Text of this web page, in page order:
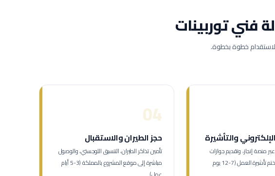
فني توربينات
خطوة بخطوة.
والتأشيرة
منصة إنجاز، وتقديم جوازات
السفر للقنصلية لختم تأشيرة العمل (7-12 يوم
04
حجز الطيران والاستقبال
تأمين تذاكر الطيران، التنسيق اللوجستي، والوصول
مباشرة إلى موقع المشروع بالمملكة (3-5 أيام